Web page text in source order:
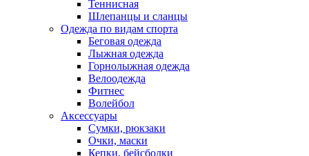
Теннисная
Шлепанцы и сланцы
Одежда по видам спорта
Беговая одежда
Лыжная одежда
Горнолыжная одежда
Велоодежда
Фитнес
Волейбол
Аксессуары
Сумки, рюкзаки
Очки, маски
Кепки, бейсболки